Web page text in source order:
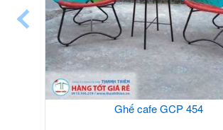
Ghế cafe GCP 454